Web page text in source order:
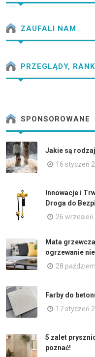
ZAUFALI NAM
PRZEGLĄDY,
SPONSOROWANE
Jakie są
16 styczeń
Innowacje i
Droga do
26 wrzesień
Mata
ogrzewanie
28
Farby do
17 styczeń
5 zalet
poznać!